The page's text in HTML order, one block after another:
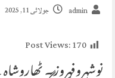
admin جولائی 11, 2025
Post Views:170